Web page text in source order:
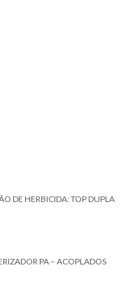
DE HERBICIDA: TOP DUPLA
PA – ACOPLADOS